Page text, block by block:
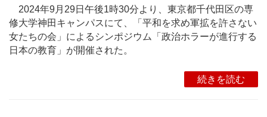
2024年9月29日午後1時30分より、東京都千代田区の専
修大学神田キャンパスにて、「平和を求め軍拡を許さない
女たちの会」によるシンポジウム「政治ホラーが進行する
日本の教育」が開催された。
続きを読む